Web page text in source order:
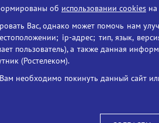
цифровых
ресурсов
Наши партнёры
Портал «Русский язык»
Учительская газета
Единый портал
об использовании cookies
Вас, однако может помочь нам
ip-адрес; тип, язык,
пользователь), а также данная
(Ростелеком).
необходимо покинуть данный сайт